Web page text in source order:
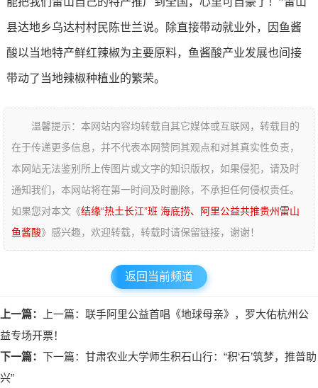
县达地乡乌达村村民陈世兰说。除直接带动就业外，因鱼酱
酸以当地特产鲜红辣椒为主要原料，鱼酱酸产业发展也间接
带动了当地辣椒种植业的繁荣。
温馨提示：本网站内容均转载自其它媒体或互联网，转载目的
在于传递更多信息，并不代表本网赞同其观点和对其真实性负责，
本网站无法鉴别所上传图片或文字的知识版权，如果侵犯，请及时
通知我们，本网站将在第一时间及时删除，不承担任何侵权责任。
如果您对本文《结缘“热土长江”班 海底捞、阿里公益共推贵州雷山
鱼酱酸》感兴趣，欢迎转载，转载时请保留链接，谢谢！
返回当前频道
上一篇：
上一篇：联手阿里公益首唱《地球母亲》，罗大佑杭州公
益专场开票！
下一篇： 下一篇：甘肃农业大学师生积石山行：“积‘石’筑梦，推普助
兴”